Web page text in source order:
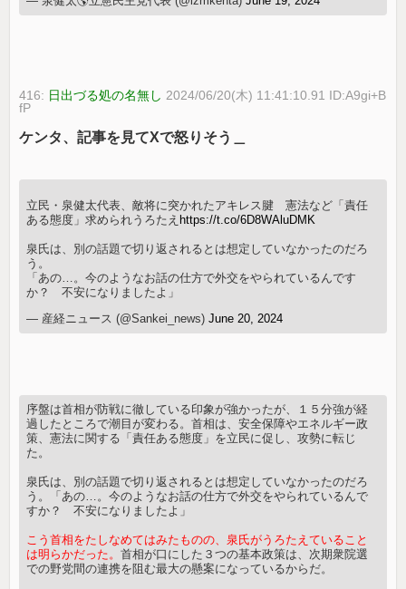
416: 日出づる処の名無し 2024/06/20(木) 11:41:10.91 ID:A9gi+B
fP
ケンタ、記事を見てXで怒りそう＿
立民・泉健太代表、敵将に突かれたアキレス腱 憲法など「責任
ある態度」求められうろたえ https://t.co/6D8WAluDMK
泉氏は、別の話題で切り返されるとは想定していなかったのだろ
う。
「あの…。今のようなお話の仕方で外交をやられているんです
か？ 不安になりましたよ」
— 産経ニュース (@Sankei_news)June 20, 2024
序盤は首相が防戦に徹している印象が強かったが、１５分強が経
過したところで潮目が変わる。首相は、安全保障やエネルギー政
策、憲法に関する「責任ある態度」を立民に促し、攻勢に転じ
た。
泉氏は、別の話題で切り返されるとは想定していなかったのだろ
う。「あの…。今のようなお話の仕方で外交をやられているんで
すか？ 不安になりましたよ」
こう首相をたしなめてはみたものの、泉氏がうろたえていること
は明らかだった。首相が口にした３つの基本政策は、次期衆院選
での野党間の連携を阻む最大の懸案になっているからだ。